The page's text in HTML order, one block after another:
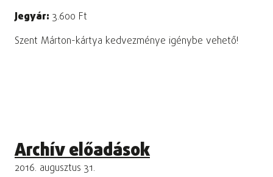
Jegyár: 3.600 Ft
Szent Márton-kártya kedvezménye igénybe vehető!
Archív előadások
2016. augusztus 31.